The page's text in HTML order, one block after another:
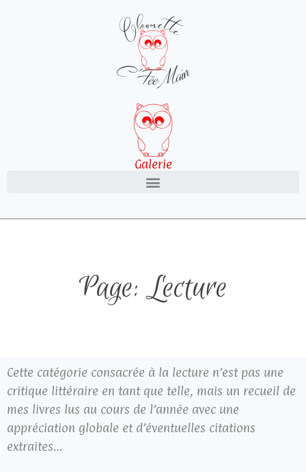
Galerie
Page: Lecture
Cette catégorie consacrée à la lecture n’est pas une
critique littéraire en tant que telle, mais un recueil de
mes livres lus au cours de l’année avec une
appréciation globale et d’éventuelles citations
extraites…